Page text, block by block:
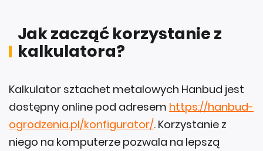
Jak zacząć korzystanie z
kalkulatora?
Kalkulator sztachet metalowych Hanbud jest
dostępny online pod adresem https://hanbud-
ogrodzenia.pl/konfigurator/. Korzystanie z
niego na komputerze pozwala na lepszą